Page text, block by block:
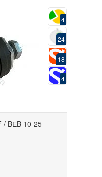
4
24
18
4
/ BЕB 10-25